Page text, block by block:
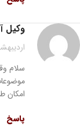
وکیل
اردیبهشت 15, 1400
سلام
امکان
پاسخ